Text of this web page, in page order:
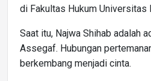
di Fakultas Hukum Universitas
Saat itu, Najwa Shihab adalah
Assegaf. Hubungan
berkembang menjadi cinta.